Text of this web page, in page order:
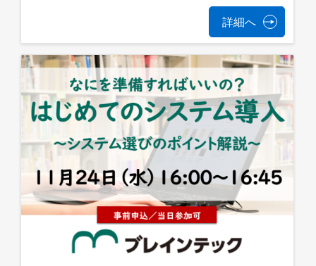
詳細へ